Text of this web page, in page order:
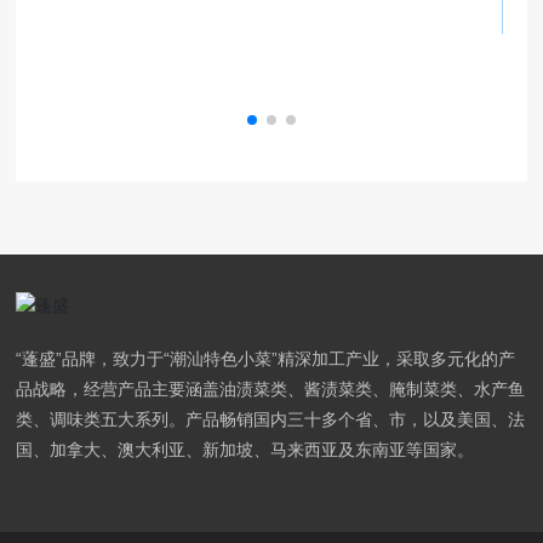
“蓬盛”品牌，致力于“潮汕特色小菜”精深加工产业，采取多元化的产
品战略，经营产品主要涵盖油渍菜类、酱渍菜类、腌制菜类、水产鱼
类、调味类五大系列。产品畅销国内三十多个省、市，以及美国、法
国、加拿大、澳大利亚、新加坡、马来西亚及东南亚等国家。